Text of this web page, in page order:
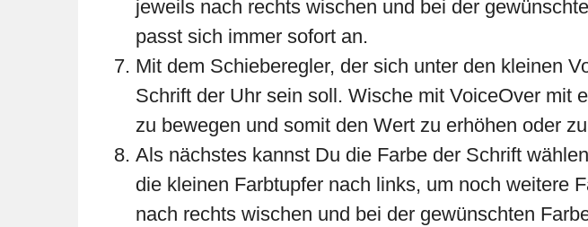
jeweils nach rechts wischen und bei der
passt sich immer sofort an.
Mit dem Schieberegler, der sich unter den kleinen
Schrift der Uhr sein soll. Wische mit VoiceOver mit
zu bewegen und somit den Wert zu erhöhen oder
Als nächstes kannst Du die Farbe der Schrift
die kleinen Farbtupfer nach links, um noch weitere
nach rechts wischen und bei der gewünschten